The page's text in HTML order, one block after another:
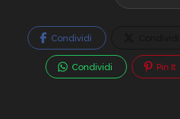
Condividi
Condividi Pin It